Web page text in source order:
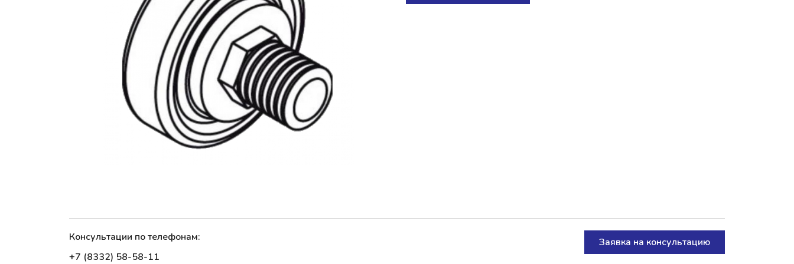
Консультации по телефонам:
+7 (8332) 58-58-11
Заявка на консультацию